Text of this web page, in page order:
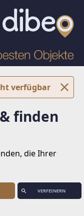
verfügbar
finden
die Ihrer
VERFEINERN